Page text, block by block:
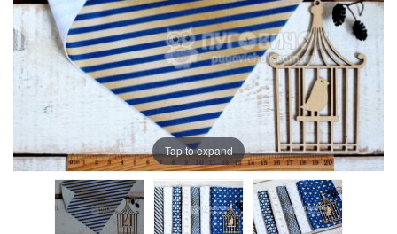
Tap to expand